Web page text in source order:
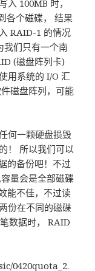
入 100MB 时，
各个磁碟， 结果
RAID-1 的情况
我们只有一个南
(磁盘阵列卡)
用系统的 I/O 汇
磁盘阵列，可能
何一颗硬盘损毁
！ 所以我们可以
的备份吧！不过
量会是全部磁碟
能不佳，不过读
份在不同的磁碟
数据时， RAID
0420quota_2.